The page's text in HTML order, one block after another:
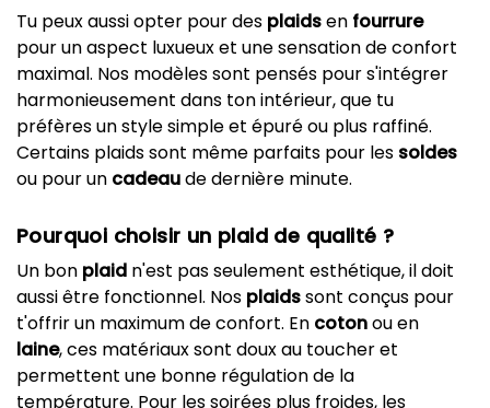
Tu peux aussi opter pour des plaidsen fourrure
pour un aspect luxueux et une sensation de confort
maximal. Nos modèles sont pensés pour s'intégrer
harmonieusement dans ton intérieur, que tu
préfères un style simple et épuré ou plus raffiné.
Certains plaids sont même parfaits pour les soldes
ou pour un cadeaude dernière minute.
Pourquoi choisir un plaid de qualité ?
Un bon plaid n'est pas seulement esthétique, il doit
aussi être fonctionnel. Nos plaidssont conçus pour
t'offrir un maximum de confort. En cotonou en
laine, ces matériaux sont doux au toucher et
permettent une bonne régulation de la
température. Pour les soirées plus froides, les